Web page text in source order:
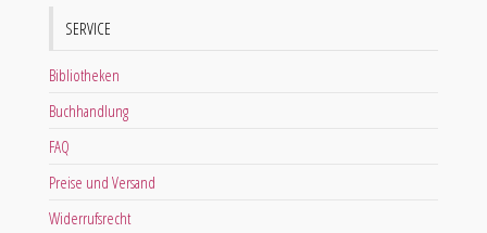
SERVICE
Bibliotheken
Buchhandlung
FAQ
Preise und Versand
Widerrufsrecht